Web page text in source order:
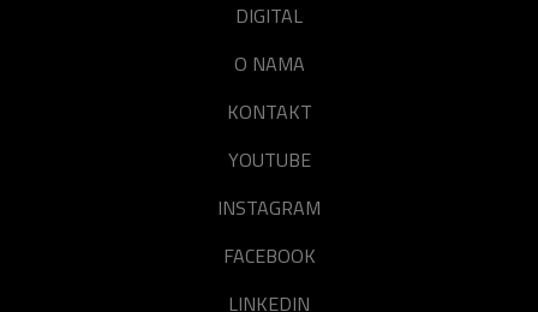
DIGITAL
O NAMA
KONTAKT
YOUTUBE
INSTAGRAM
FACEBOOK
LINKEDIN